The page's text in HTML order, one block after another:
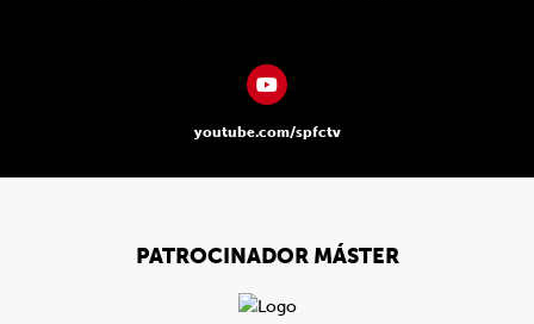
youtube.com/spfctv
PATROCINADOR MÁSTER